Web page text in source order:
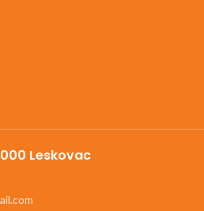
Leskovac